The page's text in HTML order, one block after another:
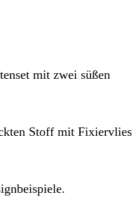
mit zwei süßen
Stoff mit Fixiervlies